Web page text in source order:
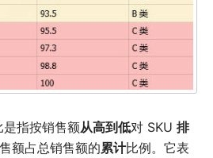
是指按销售额从高到低对 SKU 排
额占总销售额的累计比例。它表